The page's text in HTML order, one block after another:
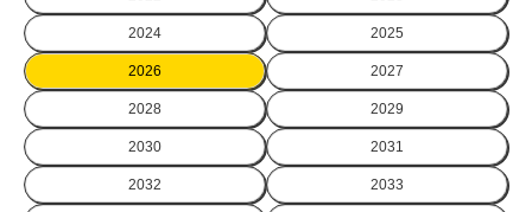
2024 2025
2026 2027
2028 2029
2030 2031
2032 2033